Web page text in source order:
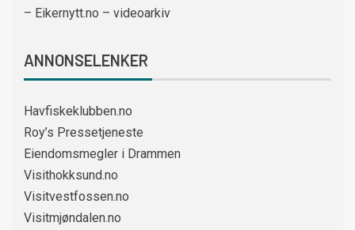
– Eikernytt.no – videoarkiv
ANNONSELENKER
Havfiskeklubben.no
Roy’s Pressetjeneste
Eiendomsmegler i Drammen
Visithokksund.no
Visitvestfossen.no
Visitmjøndalen.no